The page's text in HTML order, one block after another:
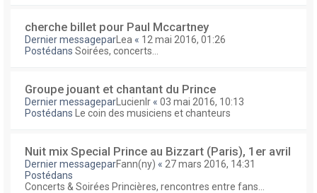
cherche billet pour Paul Mccartney
Dernier messagepar Lea « 12 mai 2016, 01:26
Postédans Soirées, concerts...
Groupe jouant et chantant du Prince
Dernier messagepar Lucienlr « 03 mai 2016, 10:13
Postédans
Le coin des musiciens et chanteurs
Nuit mix Special Prince au Bizzart (Paris), 1er avril
Dernier messageparFann(ny) « 27 mars 2016, 14:31
Postédans
Concerts & Soirées Princières, rencontres entre fans...